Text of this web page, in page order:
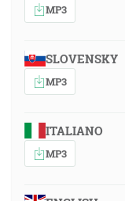
MP3
SLOVENSKY
MP3
ITALIANO
MP3